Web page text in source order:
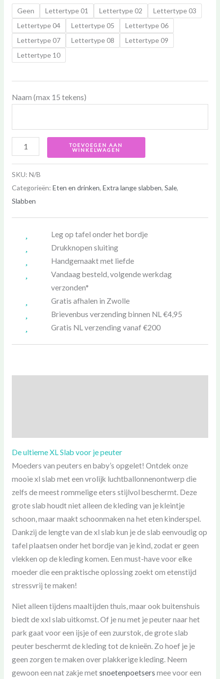
Geen Lettertype 01 Lettertype 02
Lettertype 03
Lettertype 04
Lettertype 05
Lettertype 06
Lettertype 07
Lettertype 08
Lettertype 09
Lettertype 10
Naam (max 15 tekens)
TOEVOEGEN AAN
WINKELWAGEN
SKU: N/B
Categorieën: Eten en drinken, Extra lange slabben, Sale,
Slabben
Leg op tafel onder het bordje
Drukknopen sluiting
Handgemaakt met liefde
Vandaag besteld, volgende werkdag
verzonden*
Gratis afhalen in Zwolle
Brievenbus verzending binnen NL €4,95
Gratis NL verzending vanaf €200
De ultieme XL Slab voor je peuter
Moeders van peuters en baby’s opgelet! Ontdek onze
mooie xl slab met een vrolijk luchtballonnenontwerp die
zelfs de meest rommelige eters stijlvol beschermt. Deze
grote slab houdt niet alleen de kleding van je kleintje
schoon, maar maakt schoonmaken na het eten kinderspel.
Dankzij de lengte van de xl slab kun je de slab eenvoudig op
tafel plaatsen onder het bordje van je kind, zodat er geen
vlekken op de kleding komen. Een must-have voor elke
moeder die een praktische oplossing zoekt om etenstijd
stressvrij te maken!
Niet alleen tijdens maaltijden thuis, maar ook buitenshuis
biedt de xxl slab uitkomst. Of je nu met je peuter naar het
park gaat voor een ijsje of een zuurstok, de grote slab
peuter beschermt de kleding tot de knieën. Zo hoef je je
geen zorgen te maken over plakkerige kleding. Neem
gewoon een nat zakje metsnoetenpoetsers mee voor een